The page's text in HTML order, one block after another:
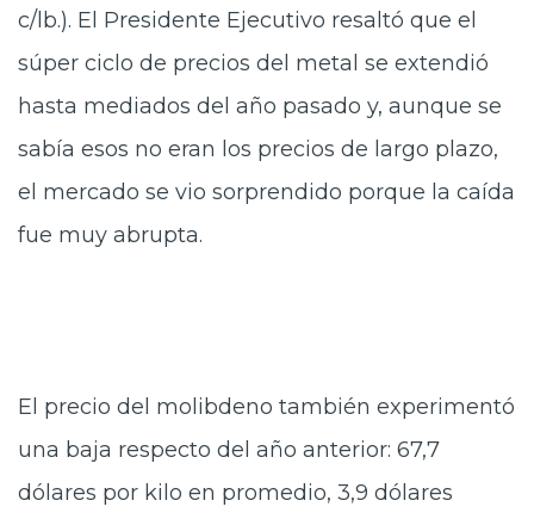
c/lb.). El Presidente Ejecutivo resaltó que el
súper ciclo de precios del metal se extendió
hasta mediados del año pasado y, aunque se
sabía esos no eran los precios de largo plazo,
el mercado se vio sorprendido porque la caída
fue muy abrupta.
El precio del molibdeno también experimentó
una baja respecto del año anterior: 67,7
dólares por kilo en promedio, 3,9 dólares